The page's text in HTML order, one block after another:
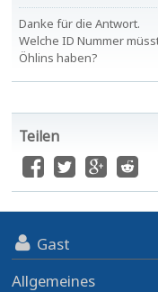
Danke für die Antwort.
Welche ID Nummer
Öhlins haben?
Teilen
Gast
Allgemeines